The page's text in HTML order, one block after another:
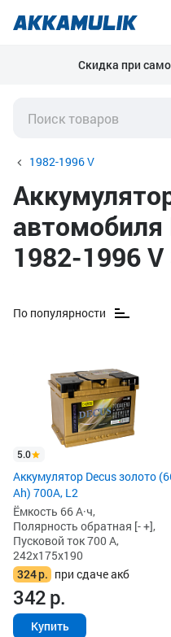
Скидка при
1982-1996 V
автомобиля
1982-1996
По популярности
5.0
Аккумулятор Decus золото
Ah) 700A, L2
Ёмкость 66 А·ч,
Полярность обратная [- +],
Пусковой ток 700 А,
242x175x190
324р. при сдаче акб
342р.
Купить